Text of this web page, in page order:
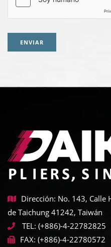
ENVIAR
Dirección: No. 143, Calle
de Taichung 41242, Taiwán
TEL: (+886)-4-22782825
FAX: (+886)-4-22780572